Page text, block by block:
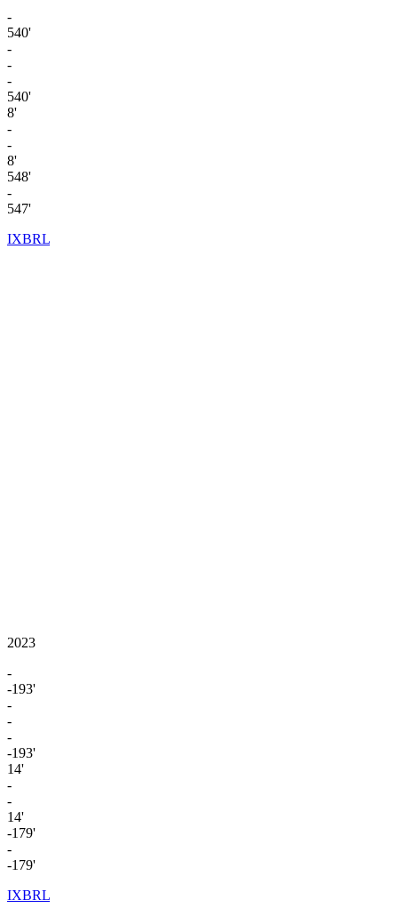
-
540'
-
-
-
540'
8'
-
-
8'
548'
-
547'
IXBRL
2023
-
-193'
-
-
-
-193'
14'
-
-
14'
-179'
-
-179'
IXBRL